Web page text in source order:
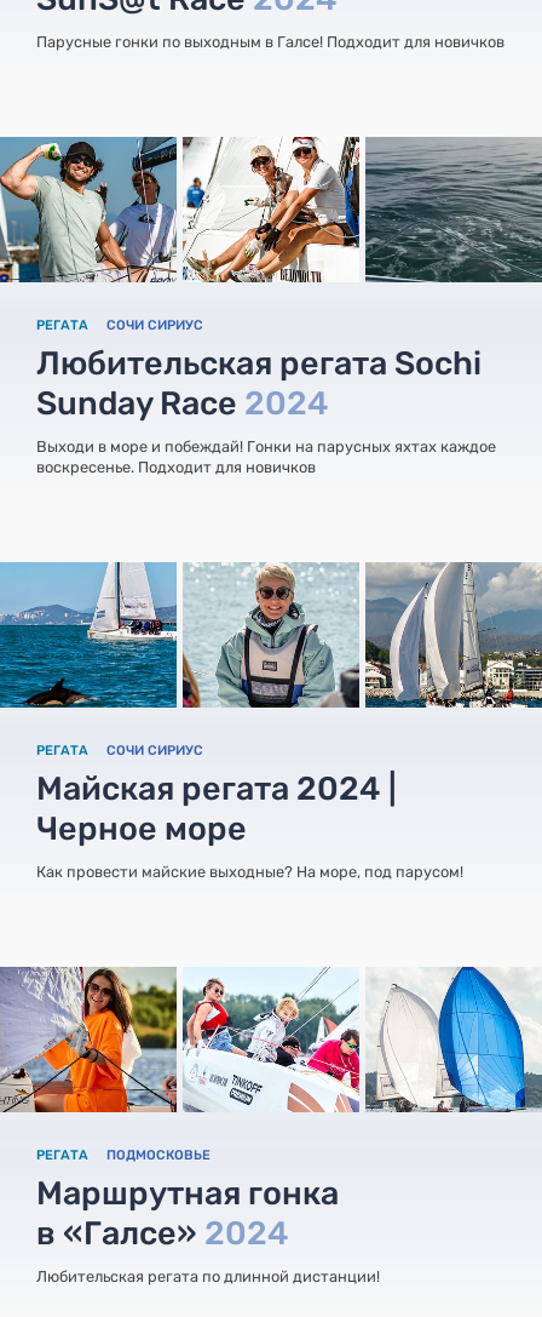
Парусные гонки по выходным в Галсе! Подходит для новичков
РЕГАТА СОЧИ СИРИУС
Любительская регата Sochi
Sunday Race 2024
Выходи в море и побеждай! Гонки на парусных яхтах каждое
воскресенье. Подходит для новичков
РЕГАТА СОЧИ СИРИУС
Майская регата 2024 |
Черное море
Как провести майские выходные? На море, под парусом!
РЕГАТА ПОДМОСКОВЬЕ
Маршрутная гонка
в «Галсе» 2024
Любительская регата по длинной дистанции!